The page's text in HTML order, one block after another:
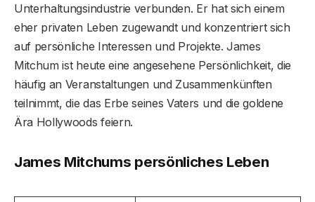
Unterhaltungsindustrie verbunden. Er hat sich einem
eher privaten Leben zugewandt und konzentriert sich
auf persönliche Interessen und Projekte. James
Mitchum ist heute eine angesehene Persönlichkeit, die
häufig an Veranstaltungen und Zusammenkünften
teilnimmt, die das Erbe seines Vaters und die goldene
Ära Hollywoods feiern.
James Mitchums persönliches Leben